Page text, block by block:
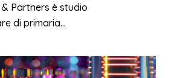
Partners è studio
di primaria...